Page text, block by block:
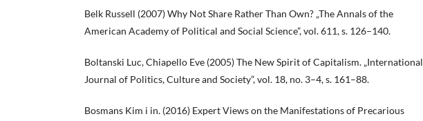
Belk Russell (2007) Why Not Share Rather Than Own? „The Annals of the
American Academy of Political and Social Science”, vol. 611, s. 126–140.
Boltanski Luc, Chiapello Eve (2005) The New Spirit of Capitalism. „International
Journal of Politics, Culture and Society”, vol. 18, no. 3–4, s. 161–88.
Bosmans Kim i in. (2016) Expert Views on the Manifestations of Precarious